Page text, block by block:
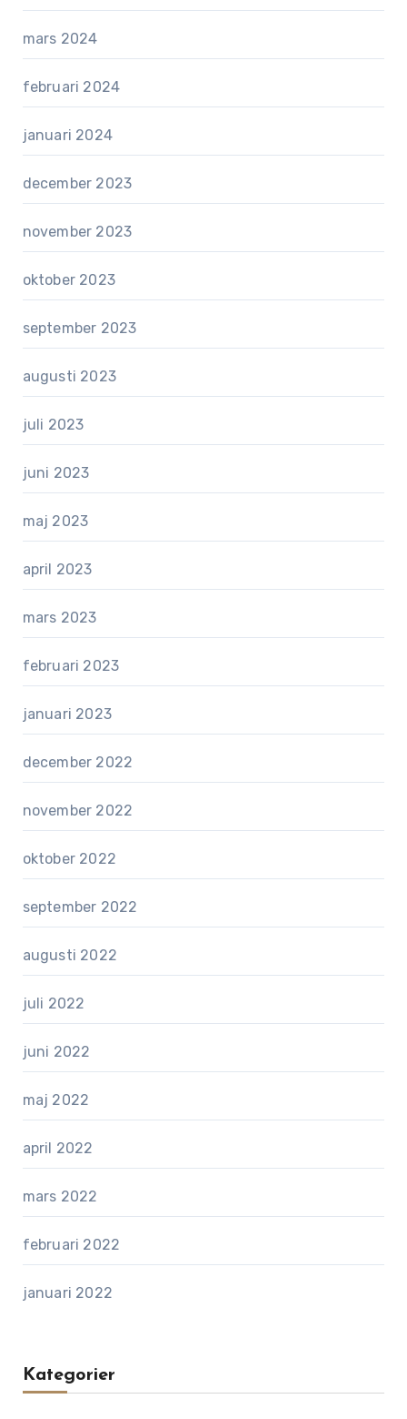
mars 2024
februari 2024
januari 2024
december 2023
november 2023
oktober 2023
september 2023
augusti 2023
juli 2023
juni 2023
maj 2023
april 2023
mars 2023
februari 2023
januari 2023
december 2022
november 2022
oktober 2022
september 2022
augusti 2022
juli 2022
juni 2022
maj 2022
april 2022
mars 2022
februari 2022
januari 2022
Kategorier